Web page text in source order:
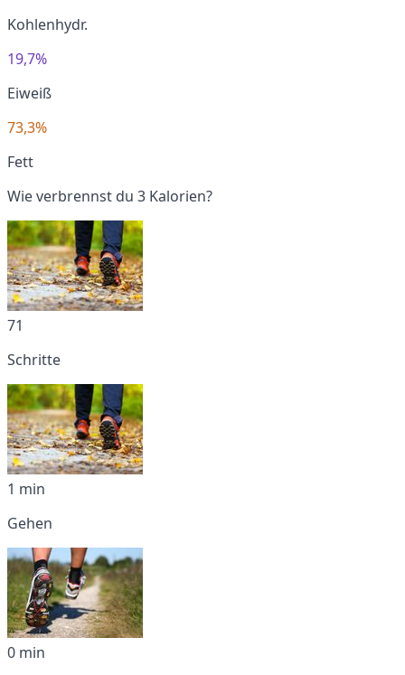
Kohlenhydr.
19,7%
Eiweiß
73,3%
Fett
Wie verbrennst du 3 Kalorien?
71
Schritte
1 min
Gehen
0 min